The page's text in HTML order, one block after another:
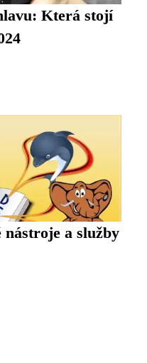
Která stojí
a služby